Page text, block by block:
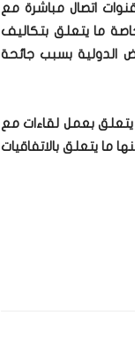
اتصال مباشرة مع
ما يتعلق بتكاليف
الدولية بسبب جائحة
يتعلق بعمل لقاءات مع
يتعلق بالاتفاقيات